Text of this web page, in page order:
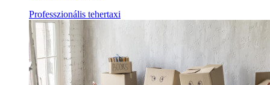
Professzionális tehertaxi